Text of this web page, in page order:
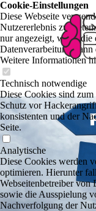
Cookie-Einstellungen
Diese Webseite
Nutzererlebnis zu
nur angezeigt, wenn
Datenverarbeitung
Weitere Informationen
Technisch notwendige
Diese Cookies sind
Schutz vor
konsistenten und der
Seite.
Analytische
Diese Cookies werden
optimieren. Hierunter
Webseitenbetreiber von
sowie die Ausspielung
Nachverfolgung der